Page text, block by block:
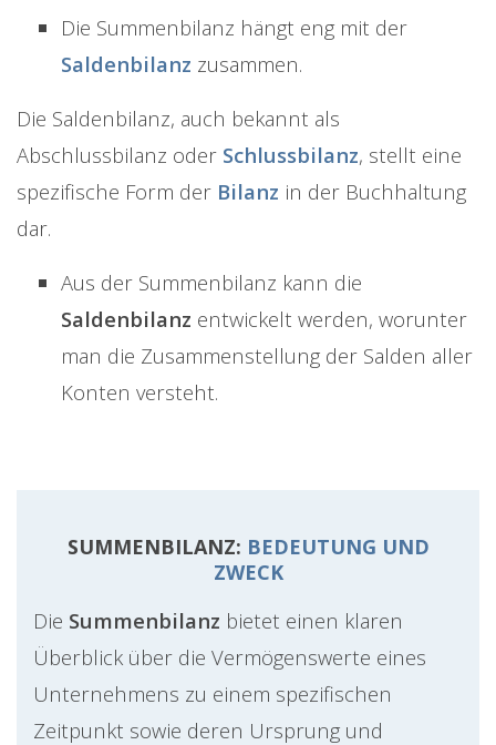
Die Summenbilanz hängt eng mit der
Saldenbilanz zusammen.
Die Saldenbilanz, auch bekannt als
Abschlussbilanz oder Schlussbilanz, stellt eine
spezifische Form der Bilanz in der Buchhaltung
dar.
Aus der Summenbilanz kann die
Saldenbilanz entwickelt werden, worunter
man die Zusammenstellung der Salden aller
Konten versteht.
SUMMENBILANZ: BEDEUTUNG UND
ZWECK
Die Summenbilanz bietet einen klaren
Überblick über die Vermögenswerte eines
Unternehmens zu einem spezifischen
Zeitpunkt sowie deren Ursprung und